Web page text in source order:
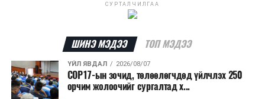
магадлалын ерөнхий дүгнэлтээр баталгаажуулсан
Мөн Нийслэлийн иргэдийн Төлөөлөгчдийн Хурлын
2025 оны 25/01 дүгээр тогтоолоор баталсан “Төр,
хувийн хэвшлийн түншлэлээр нийслэлд хэрэгжүүлэх
төслийн жагсаалт”-д лаг хатааж, шатаах үйлдвэр
СУРТАЛЧИЛГАА
ШИНЭ МЭДЭЭ ТОП МЭДЭЭ
ҮЙЛ ЯВДАЛ 2026/08/07
COP17-ын зочид, төлөөлөгчдөд үйлчлэх 250
орчим жолоочийг сургалтад х...